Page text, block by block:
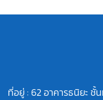
ที่อยู่ : 62 อาคารธนิยะ